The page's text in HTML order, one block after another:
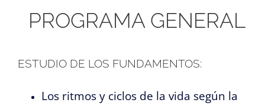
PROGRAMA GENERAL
ESTUDIO DE LOS FUNDAMENTOS:
Los ritmos y ciclos de la vida según la